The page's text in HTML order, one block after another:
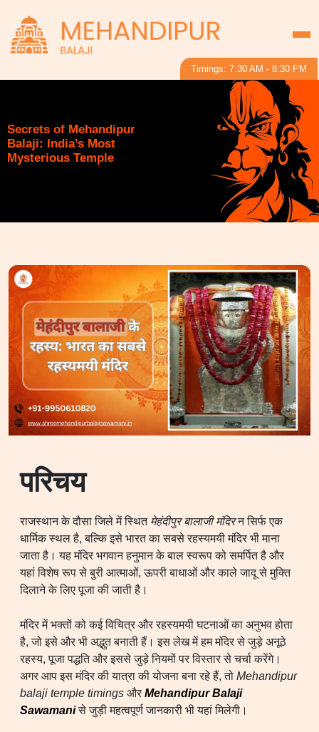
Timings: 7:30 AM - 8:30 PM
Secrets of Mehandipur
Balaji: India’s Most
Mysterious Temple
परिचय
राजस्थान के दौसा जिले में स्थित मेहंदीपुर बालाजी मंदिरन सिर्फ एक
धार्मिक स्थल है, बल्कि इसे भारत का सबसे रहस्यमयी मंदिर भी माना
जाता है। यह मंदिर भगवान हनुमान के बाल स्वरूप को समर्पित है और
यहां विशेष रूप से बुरी आत्माओं, ऊपरी बाधाओं और काले जादू से मुक्ति
दिलाने के लिए पूजा की जाती है।
मंदिर में भक्तों को कई विचित्र और रहस्यमयी घटनाओं का अनुभव होता
है, जो इसे और भी अद्भुत बनाती हैं। इस लेख में हम मंदिर से जुड़े अनूठे
रहस्य, पूजा पद्धति और इससे जुड़े नियमों पर विस्तार से चर्चा करेंगे।
अगर आप इस मंदिर की यात्रा की योजना बना रहे हैं, तो Mehandipur
balaji temple timings और Mehandipur Balaji
Sawamani से जुड़ी महत्वपूर्ण जानकारी भी यहां मिलेगी।